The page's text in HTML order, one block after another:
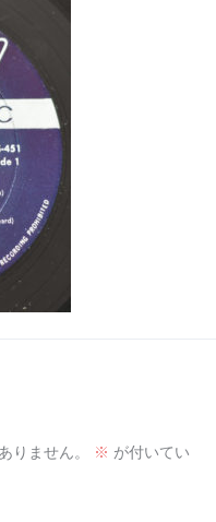
りません。 ※ が付いてい